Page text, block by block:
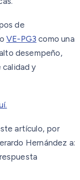
de
VE-PG3 como una
desempeño,
calidad y
artículo, por
Hernández a: